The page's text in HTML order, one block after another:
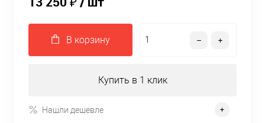
В корзину
Купить в 1 клик
Нашли дешевле